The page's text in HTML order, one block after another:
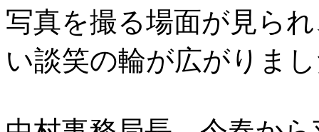
写真を撮る場面が見ら
い談笑の輪が広がりま